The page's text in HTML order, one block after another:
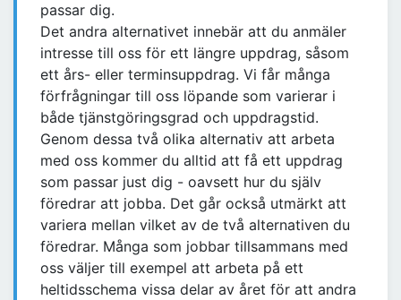
passar dig.
Det andra alternativet innebär att du anmäler
intresse till oss för ett längre uppdrag, såsom
ett års- eller terminsuppdrag. Vi får många
förfrågningar till oss löpande som varierar i
både tjänstgöringsgrad och uppdragstid.
Genom dessa två olika alternativ att arbeta
med oss kommer du alltid att få ett uppdrag
som passar just dig - oavsett hur du själv
föredrar att jobba. Det går också utmärkt att
variera mellan vilket av de två alternativen du
föredrar. Många som jobbar tillsammans med
oss väljer till exempel att arbeta på ett
heltidsschema vissa delar av året för att andra